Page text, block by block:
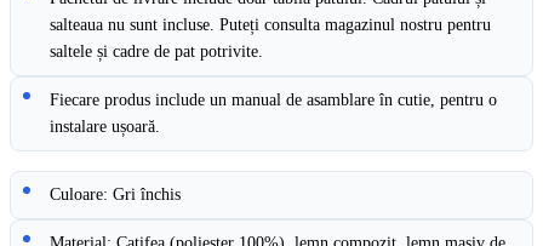
salteaua nu sunt incluse. Puteți consulta magazinul nostru pentru
saltele și cadre de pat potrivite.
Fiecare produs include un manual de asamblare în cutie, pentru o
instalare ușoară.
Culoare: Gri închis